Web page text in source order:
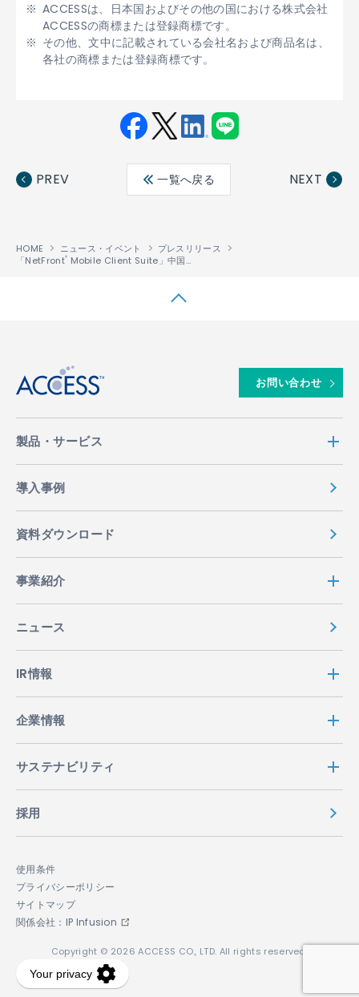
ACCESSは、日本国およびその他の国における株式会社
ACCESSの商標または登録商標です。
その他、文中に記載されている会社名および商品名は、
各社の商標または登録商標です。
ebo ter
edin
PREV 一覧へ戻る NEXT
HOME ニュース・イベント
プレスリリース
「NetFront® Mobile Client Suite」中国Amoi社のEVDO端末に採用
お問い合わせ
製品・サービス
導入事例
資料ダウンロード
事業紹介
ニュース
IR情報
企業情報
サステナビリティ
採用
使用条件
プライバシーポリシー
サイトマップ
関係会社：IP Infusion
Copyright © 2026 ACCESS CO., LTD. All rights reserved.